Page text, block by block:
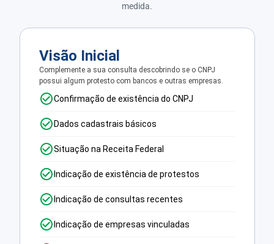
medida.
Visão Inicial
Complemente a sua consulta descobrindo se o CNPJ
possui algum protesto com bancos e outras empresas.
Confirmação de existência do CNPJ
Dados cadastrais básicos
Situação na Receita Federal
Indicação de existência de protestos
Indicação de consultas recentes
Indicação de empresas vinculadas